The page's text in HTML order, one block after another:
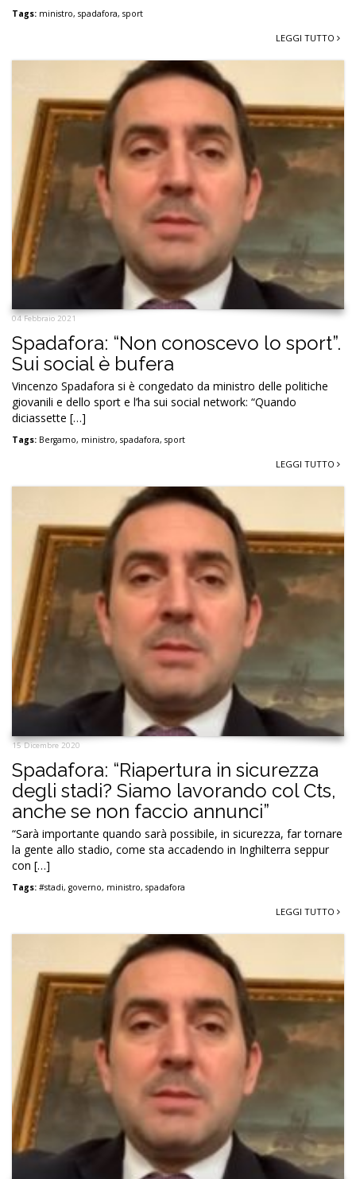
Tags: ministro, spadafora, sport
LEGGI TUTTO
04 Febbraio 2021
Spadafora: “Non conoscevo lo sport”.
Sui social è bufera
Vincenzo Spadafora si è congedato da ministro delle politiche
giovanili e dello sport e l’ha sui social network: “Quando
diciassette […]
Tags: Bergamo, ministro, spadafora, sport
LEGGI TUTTO
15 Dicembre 2020
Spadafora: “Riapertura in sicurezza
degli stadi? Siamo lavorando col Cts,
anche se non faccio annunci”
“Sarà importante quando sarà possibile, in sicurezza, far tornare
la gente allo stadio, come sta accadendo in Inghilterra seppur
con […]
Tags: #stadi, governo, ministro, spadafora
LEGGI TUTTO